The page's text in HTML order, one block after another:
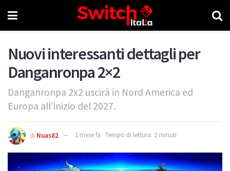
Nuovi interessanti dettagli per
Danganronpa 2×2
Danganronpa 2x2 uscirà in Nord America ed
Europa all'inizio del 2027.
di Nuas82 1 mese fa Tempo di lettura: 2 minuti